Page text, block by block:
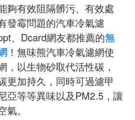
夠有效阻隔髒污、有效處
發霉問題的汽車冷氣濾
、Dcard網友都推薦的無
！無味熊汽車冷氣濾網使
，以生物砂取代活性碳，
更加持久，同時可過濾甲
亞等等異味以及PM2.5，讓
。